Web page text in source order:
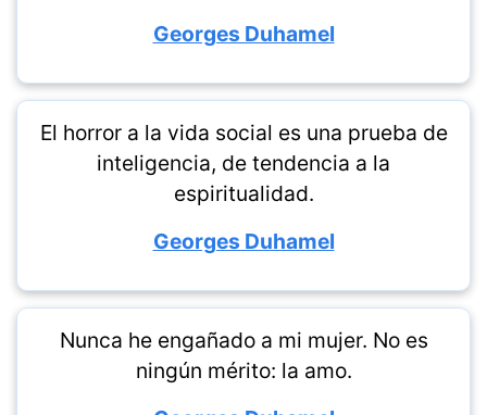
Georges Duhamel
El horror a la vida social es una prueba de
inteligencia, de tendencia a la
espiritualidad.
Georges Duhamel
Nunca he engañado a mi mujer. No es
ningún mérito: la amo.